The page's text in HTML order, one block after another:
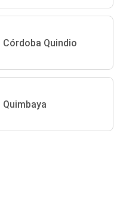
Córdoba Quindio
Quimbaya